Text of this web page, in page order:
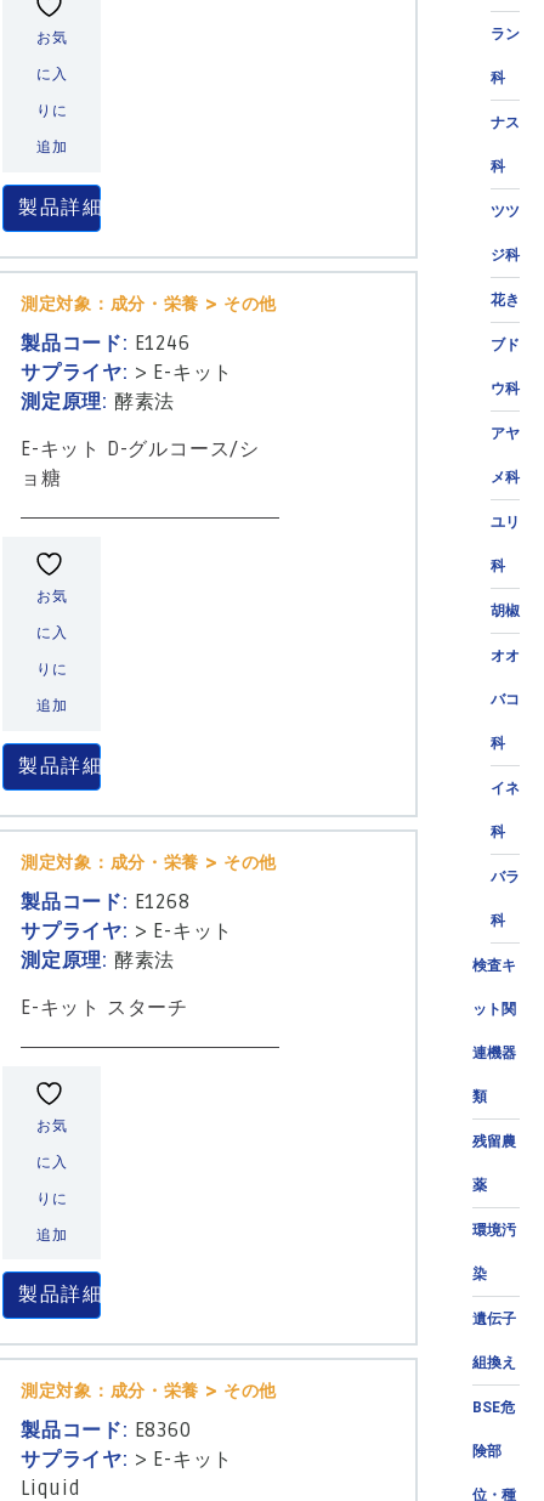
ラン
科
ナス
科
ツツ
ジ科
花き
ブド
ウ科
アヤ
メ科
ユリ
科
胡椒
オオ
バコ
科
イネ
科
バラ
科
検査キ
ット関
連機器
類
残留農
薬
環境汚
染
遺伝子
組換え
BSE危
険部
位・種
お気
に入
りに
追加
製品詳細
測定対象：成分・栄養 > その他
製品コード: E1246
サプライヤ: > E-キット
測定原理: 酵素法
E-キット D-グルコース/シ
ョ糖
お気
に入
りに
追加
製品詳細
測定対象：成分・栄養 > その他
製品コード: E1268
サプライヤ: > E-キット
測定原理: 酵素法
E-キット スターチ
お気
に入
りに
追加
製品詳細
測定対象：成分・栄養 > その他
製品コード: E8360
サプライヤ: > E-キット
Liquid